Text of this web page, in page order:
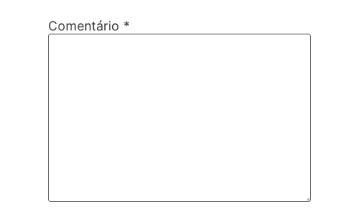
Comentário *